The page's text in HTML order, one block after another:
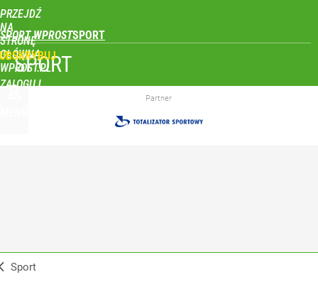
PRZEJDŹ
NA
STRONĘ
GŁÓWNĄ
WPROST.PL
SPORT WPROST
ZALOGUJ
SPORT
Partner
Sport